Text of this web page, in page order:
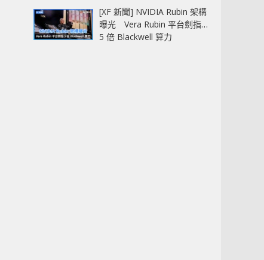
[XF 新聞] NVIDIA Rubin 架構
曝光 Vera Rubin 平台劍指
5 倍 Blackwell 算力